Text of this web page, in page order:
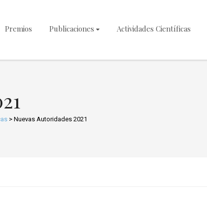
Premios Publicaciones Actividades Científicas
> Nuevas Autoridades 2021